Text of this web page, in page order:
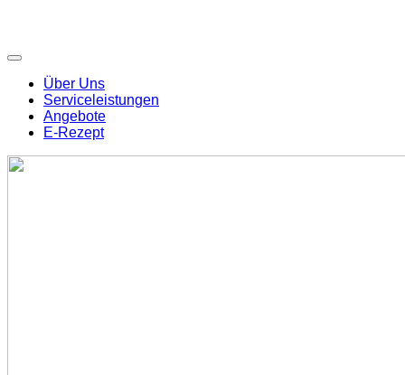
Über Uns
Serviceleistungen
Angebote
E-Rezept